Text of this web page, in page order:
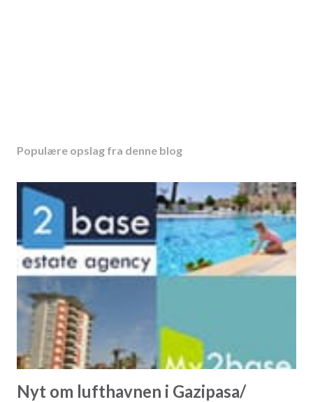
Populære opslag fra denne blog
Nyt om lufthavnen i Gazipasa/